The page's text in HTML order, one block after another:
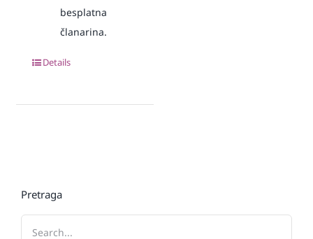
besplatna
članarina.
Details
Pretraga